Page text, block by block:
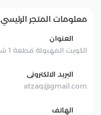
معلومات المتجر الرئيسي
العنوان
الكويت المهبولة قطعة 1 شارع 141
البريد الالكترونى
atzaq@gmail.com
الهاتف